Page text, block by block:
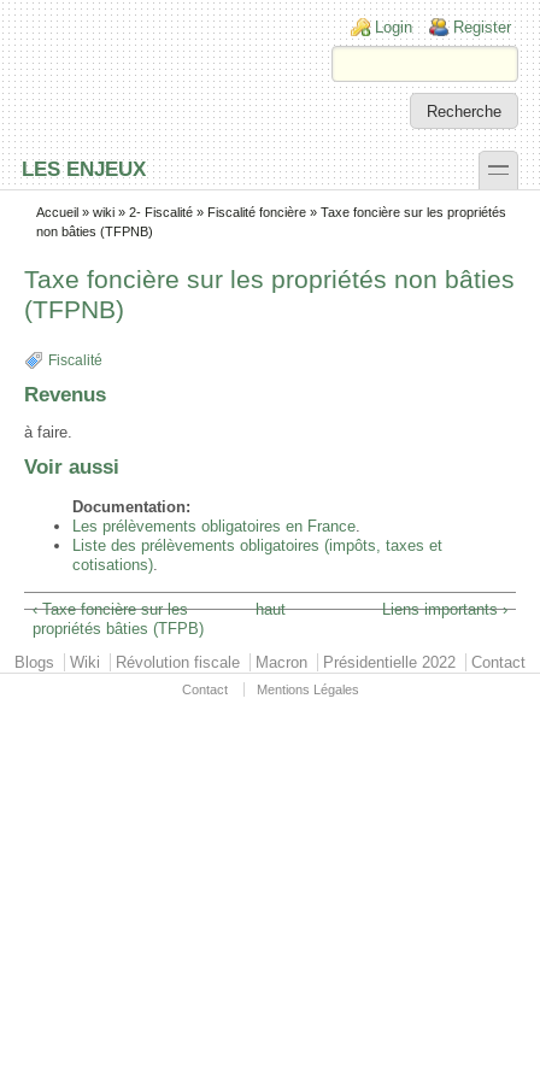
Skip to main content
Skip to search
Login links
Login Register
LES ENJEUX toggle
Secondary menu
Accueil » wiki » 2- Fiscalité » Fiscalité foncière » Taxe foncière sur les propriétés
non bâties (TFPNB)
Taxe foncière sur les propriétés non bâties
(TFPNB)
Fiscalité
Revenus
à faire.
Voir aussi
Documentation:
Les prélèvements obligatoires en France.
Liste des prélèvements obligatoires (impôts, taxes et
cotisations).
‹ Taxe foncière sur les
propriétés bâties (TFPB)
haut Liens importants ›
Primary menu
Blogs Wiki Révolution fiscale Macron Présidentielle 2022 Contact
Contact Mentions Légales